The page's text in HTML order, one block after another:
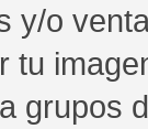
y/o
tu
grupos